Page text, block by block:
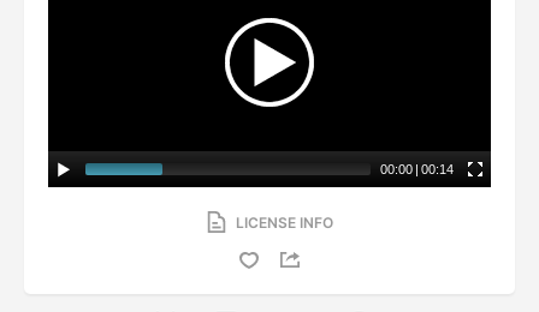
00:00 | 00:14
LICENSE INFO